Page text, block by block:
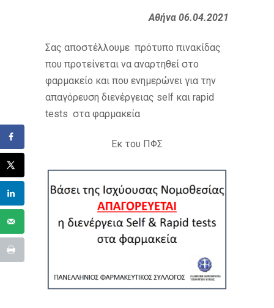
Αθήνα 06.04.2021
Σας αποστέλλουμε πρότυπο πινακίδας
που προτείνεται να αναρτηθεί στο
φαρμακείο και που ενημερώνει για την
απαγόρευση διενέργειας self και rapid
tests στα φαρμακεία
Εκ του ΠΦΣ